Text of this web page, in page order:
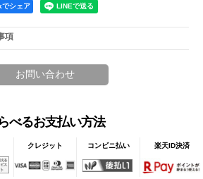
シェア
項
べるお支払い方法
クレジット コンビニ払い 楽天ID決済